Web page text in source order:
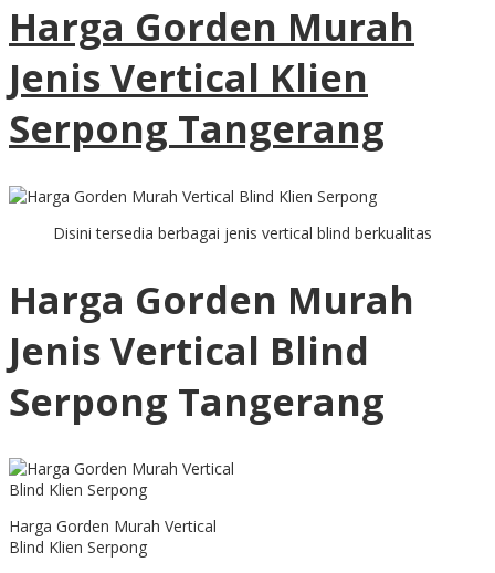
Harga Gorden Murah
Jenis Vertical Klien
Serpong Tangerang
Disini tersedia berbagai jenis vertical blind berkualitas
Harga Gorden Murah
Jenis Vertical Blind
Serpong Tangerang
Harga Gorden Murah Vertical
Blind Klien Serpong